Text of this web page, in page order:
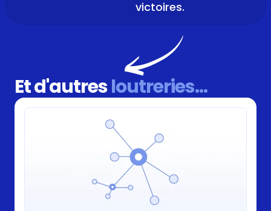
victoires.
Et d'autresloutreries...